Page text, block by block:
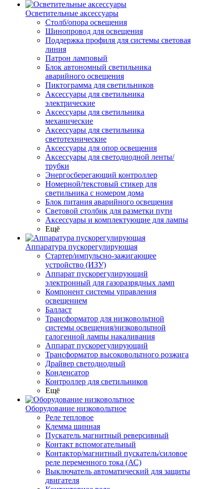
Осветительные аксессуары
Столб/опора освещения
Шинопровод для освещения
Поддержка профиля для системы световая
линия
Патрон ламповый
Блок автономный светильника
аварийного освещения
Пиктограмма для светильников
Аксессуары для светильника
электрические
Аксессуары для светильника
механические
Аксессуары для светильника
светотехнические
Аксессуары для опор освещения
Аксессуары для светодиодной ленты/
трубки
Энергосберегающий контроллер
Номерной/текстовый стикер для
светильника с номером дома
Блок питания аварийного освещения
Световой столбик для разметки пути
Аксессуары и комплектующие для лампы
Ещё
Аппаратура пускорегулирующая
Стартер/импульсно-зажигающее
устройство (ИЗУ)
Аппарат пускорегулирующий
электронный для газоразрядных ламп
Компонент системы управления
освещением
Балласт
Трансформатор для низковольтной
системы освещения/низковольтной
галогенной лампы накаливания
Аппарат пускорегулирующий
Трансформатор высоковольтного розжига
Драйвер светодиодный
Конденсатор
Контроллер для светильников
Ещё
Оборудование низковольтное
Реле тепловое
Клемма шинная
Пускатель магнитный реверсивный
Контакт вспомогательный
Контактор/магнитный пускатель/силовое
реле переменного тока (АС)
Выключатель автоматический для защиты
двигателя